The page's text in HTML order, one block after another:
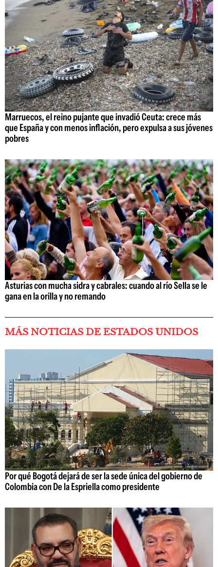
Marruecos, el reino pujante que invadió Ceuta: crece más
que España y con menos inflación, pero expulsa a sus jóvenes
pobres
Asturias con mucha sidra y cabrales: cuando al río Sella se le
gana en la orilla y no remando
MÁS NOTICIAS DE ESTADOS UNIDOS
Por qué Bogotá dejará de ser la sede única del gobierno de
Colombia con De la Espriella como presidente